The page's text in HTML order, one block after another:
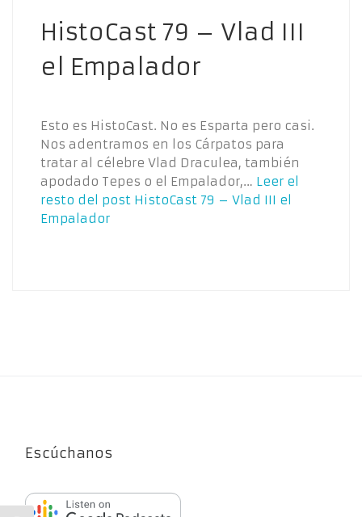
HistoCast 79 – Vlad III
el Empalador
Esto es HistoCast. No es Esparta pero casi.
Nos adentramos en los Cárpatos para
tratar al célebre Vlad Draculea, también
apodado Tepes o el Empalador,… Leer el
resto del post HistoCast 79 – Vlad III el
Empalador
Escúchanos